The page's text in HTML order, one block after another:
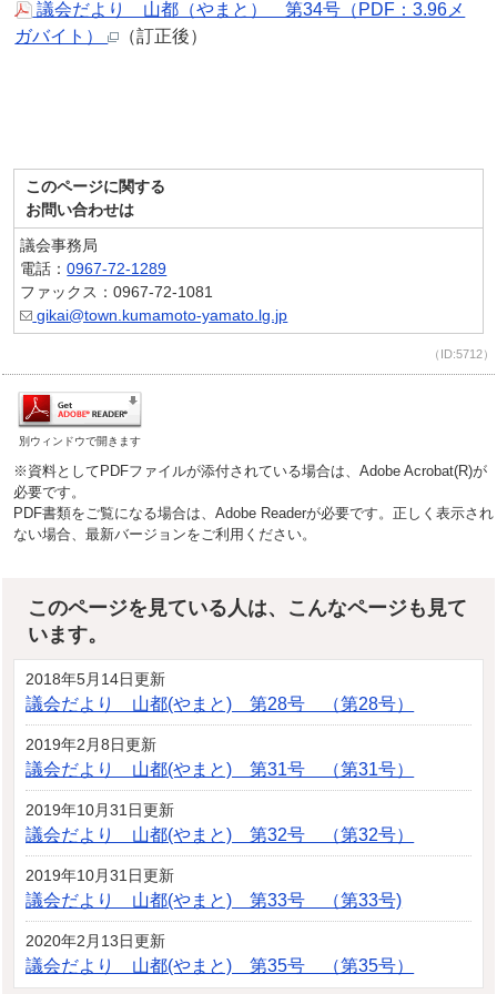
議会だより 山都（やまと） 第34号（PDF：3.96メ
ガバイト）
（訂正後）
このページに関する
お問い合わせは
議会事務局
電話：0967-72-1289
ファックス：0967-72-1081
gikai@town.kumamoto-yamato.lg.jp
（ID:5712）
別ウィンドウで開きます
※資料としてPDFファイルが添付されている場合は、Adobe Acrobat(R)が
必要です。
PDF書類をご覧になる場合は、Adobe Readerが必要です。正しく表示され
ない場合、最新バージョンをご利用ください。
このページを見ている人は、こんなページも見て
います。
2018年5月14日更新
議会だより 山都(やまと) 第28号 （第28号）
2019年2月8日更新
議会だより 山都(やまと) 第31号 （第31号）
2019年10月31日更新
議会だより 山都(やまと) 第32号 （第32号）
2019年10月31日更新
議会だより 山都(やまと) 第33号 （第33号)
2020年2月13日更新
議会だより 山都(やまと) 第35号 （第35号）